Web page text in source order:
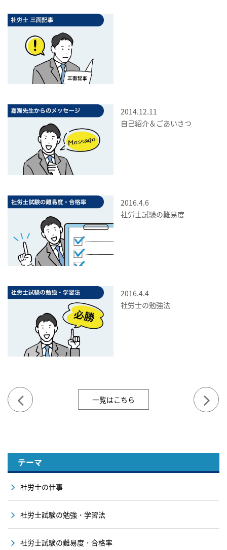
2014.12.11
自己紹介＆ごあいさつ
2016.4.6
社労士試験の難易度
2016.4.4
社労士の勉強法
一覧はこちら
テーマ
社労士の仕事
社労士試験の勉強・学習法
社労士試験の難易度・合格率